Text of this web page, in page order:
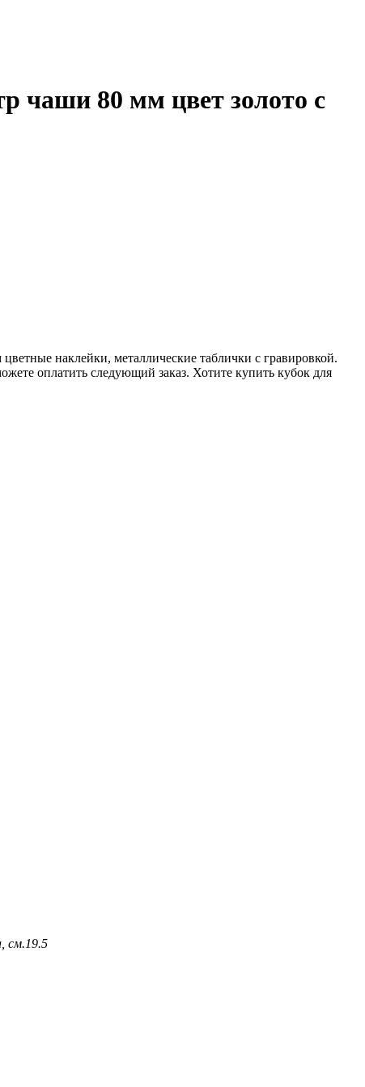
чаши 80 мм цвет золото с
наклейки, металлические таблички с гравировкой.
оплатить следующий заказ. Хотите купить кубок для
см.19.5